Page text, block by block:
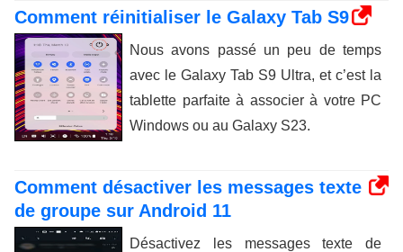
Comment réinitialiser le Galaxy Tab S9
Nous avons passé un peu de temps
avec le Galaxy Tab S9 Ultra, et c’est la
tablette parfaite à associer à votre PC
Windows ou au Galaxy S23.
Comment désactiver les messages texte
de groupe sur Android 11
Désactivez les messages texte de